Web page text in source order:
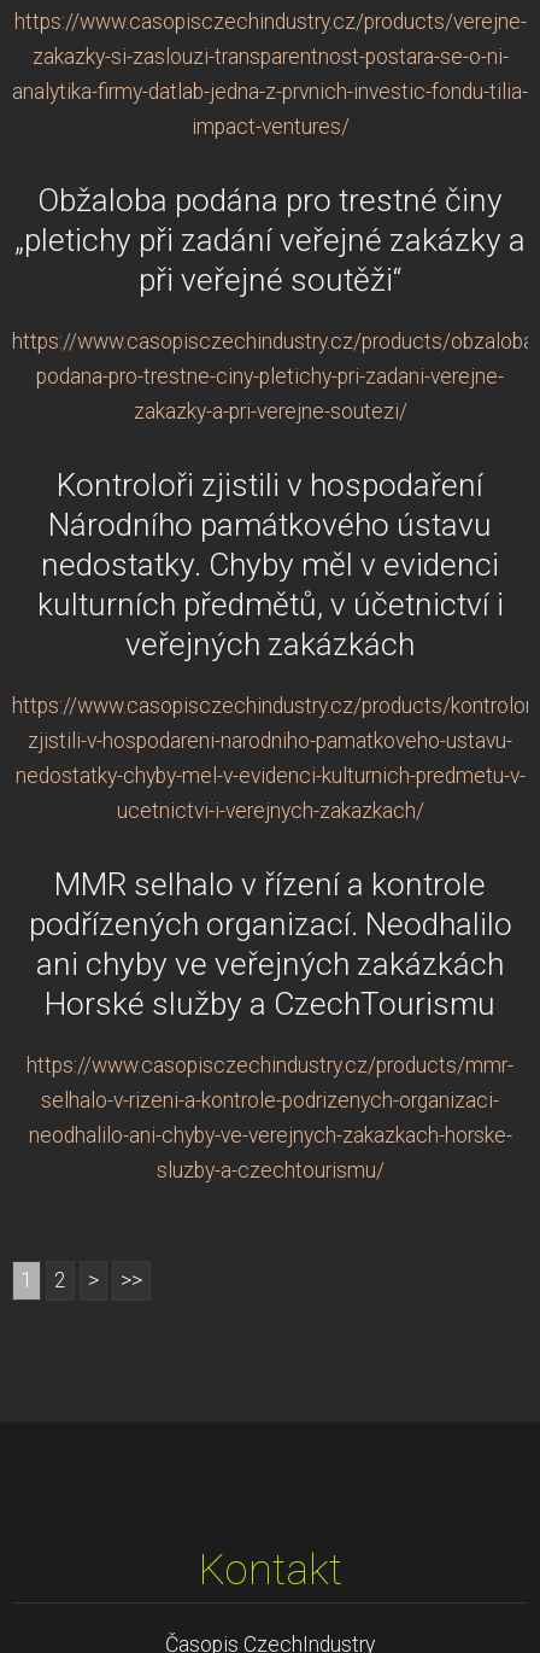
https://www.casopisczechindustry.cz/products/verejne-
zakazky-si-zaslouzi-transparentnost-postara-se-o-ni-
analytika-firmy-datlab-jedna-z-prvnich-investic-fondu-tilia-
impact-ventures/
Obžaloba podána pro trestné činy
„pletichy při zadání veřejné zakázky a
při veřejné soutěži“
https://www.casopisczechindustry.cz/products/obzaloba-
podana-pro-trestne-ciny-pletichy-pri-zadani-verejne-
zakazky-a-pri-verejne-soutezi/
Kontroloři zjistili v hospodaření
Národního památkového ústavu
nedostatky. Chyby měl v evidenci
kulturních předmětů, v účetnictví i
veřejných zakázkách
https://www.casopisczechindustry.cz/products/
zjistili-v-hospodareni-narodniho-pamatkoveho-ustavu-
nedostatky-chyby-mel-v-evidenci-kulturnich-predmetu-v-
ucetnictvi-i-verejnych-zakazkach/
MMR selhalo v řízení a kontrole
podřízených organizací. Neodhalilo
ani chyby ve veřejných zakázkách
Horské služby a CzechTourismu
https://www.casopisczechindustry.cz/products/mmr-
selhalo-v-rizeni-a-kontrole-podrizenych-organizaci-
neodhalilo-ani-chyby-ve-verejnych-zakazkach-horske-
sluzby-a-czechtourismu/
1 2 > >>
Kontakt
Časopis CzechIndustry